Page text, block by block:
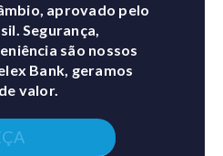
aprovado pelo
Segurança,
são nossos
Bank, geramos
valor.